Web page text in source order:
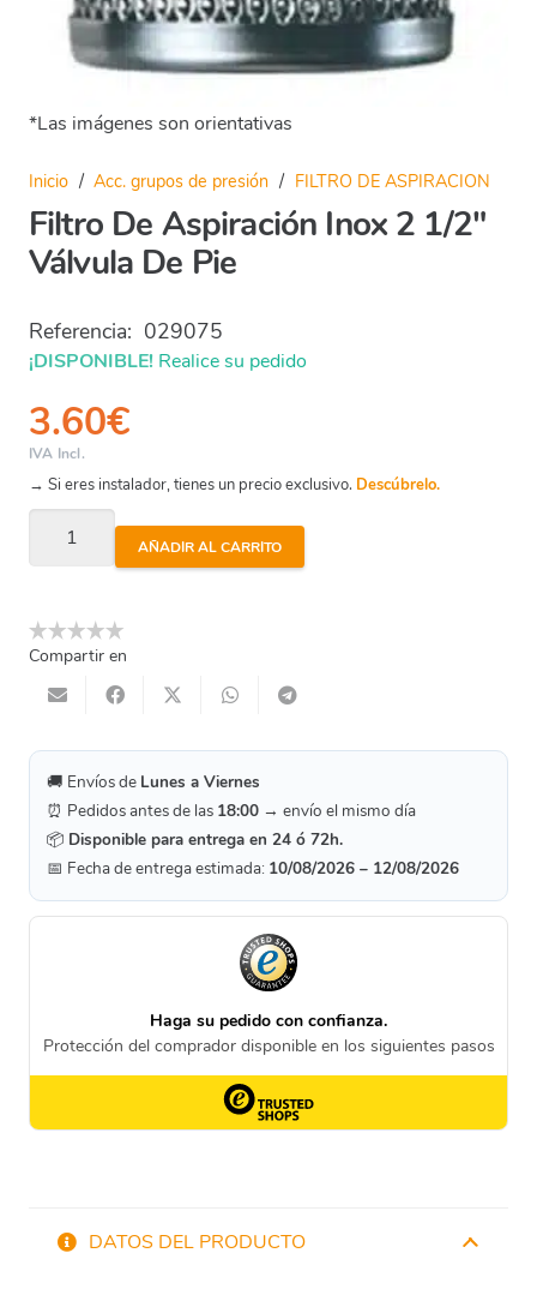
*Las imágenes son orientativas
Inicio / Acc. grupos de presión / FILTRO DE ASPIRACION
Filtro De Aspiración Inox 2 1/2″
Válvula De Pie
Referencia: 029075
¡DISPONIBLE! Realice su pedido
3.60€
IVA Incl.
→ Si eres instalador, tienes un precio exclusivo. Descúbrelo.
Filtro
De
Inox
2
1/2"
De
Pie
cantidad
AÑADIR AL CARRITO
Compartir en
🚚 Envíos de Lunes a Viernes
⏰ Pedidos antes de las 18:00 → envío el mismo día
📦 Disponible para entrega en 24 ó 72h.
📅 Fecha de entrega estimada: 10/08/2026 – 12/08/2026
DATOS DEL PRODUCTO